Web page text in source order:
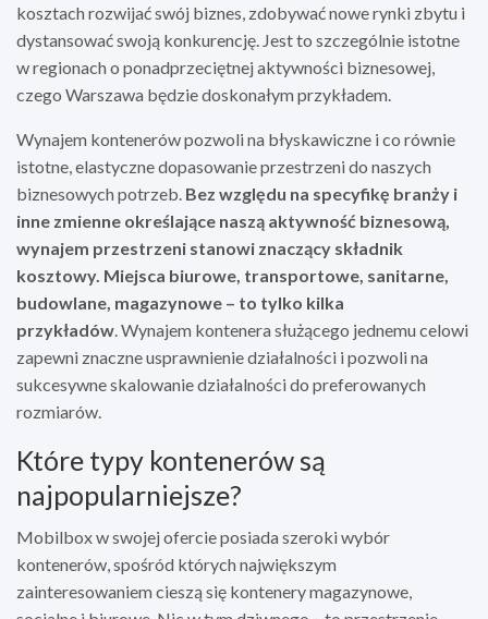
kosztach rozwijać swój biznes, zdobywać nowe rynki zbytu i
dystansować swoją konkurencję. Jest to szczególnie istotne
w regionach o ponadprzeciętnej aktywności biznesowej,
czego Warszawa będzie doskonałym przykładem.
Wynajem kontenerów pozwoli na błyskawiczne i co równie
istotne, elastyczne dopasowanie przestrzeni do naszych
biznesowych potrzeb. Bez względu na specyfikę branży i
inne zmienne określające naszą aktywność biznesową,
wynajem przestrzeni stanowi znaczący składnik
kosztowy. Miejsca biurowe, transportowe, sanitarne,
budowlane, magazynowe – to tylko kilka
przykładów. Wynajem kontenera służącego jednemu celowi
zapewni znaczne usprawnienie działalności i pozwoli na
sukcesywne skalowanie działalności do preferowanych
rozmiarów.
Które typy kontenerów są
najpopularniejsze?
Mobilbox w swojej ofercie posiada szeroki wybór
kontenerów, spośród których największym
zainteresowaniem cieszą się kontenery magazynowe,